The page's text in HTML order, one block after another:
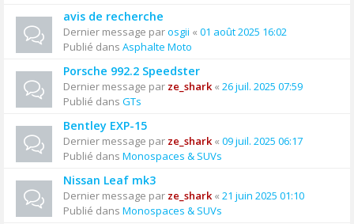
avis de recherche
Dernier message parosgii « 01 août 2025 16:02
Publié dans Asphalte Moto
Porsche 992.2 Speedster
Dernier message par ze_shark« 26 juil. 2025 07:59
Publié dans GTs
Bentley EXP-15
Dernier message par ze_shark« 09 juil. 2025 06:17
Publié dans Monospaces & SUVs
Nissan Leaf mk3
Dernier message par ze_shark« 21 juin 2025 01:10
Publié dans Monospaces & SUVs